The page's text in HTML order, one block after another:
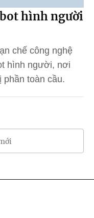
hình người
chế công nghệ
hình người, nơi
phần toàn cầu.